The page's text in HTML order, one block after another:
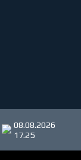
08.08.2026
17.25